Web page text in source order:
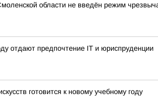
области не введён режим
отдают предпочтение IT и юриспруденции
готовится к новому учебному году